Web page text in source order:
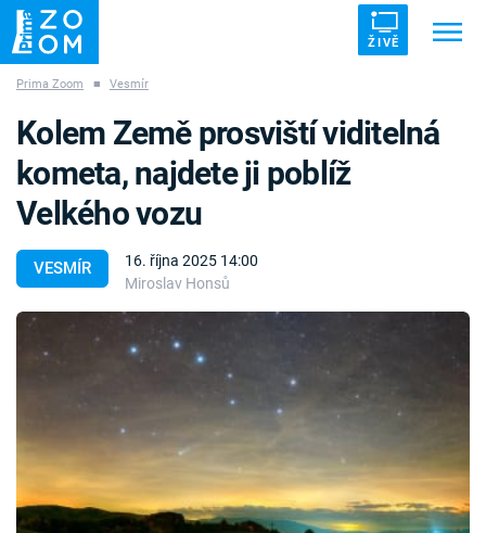
ŽIVĚ
ZÁHADY VETŘELCI DÁVNOVĚKU
Témata
Témata
Pořady
TV Program
Časopis
Prima Zoom ■ Vesmír
VESMÍR
16. října 2025 14:00
Miroslav Honsů
Kolem Země prosviští viditelná
kometa, najdete ji poblíž
Velkého vozu